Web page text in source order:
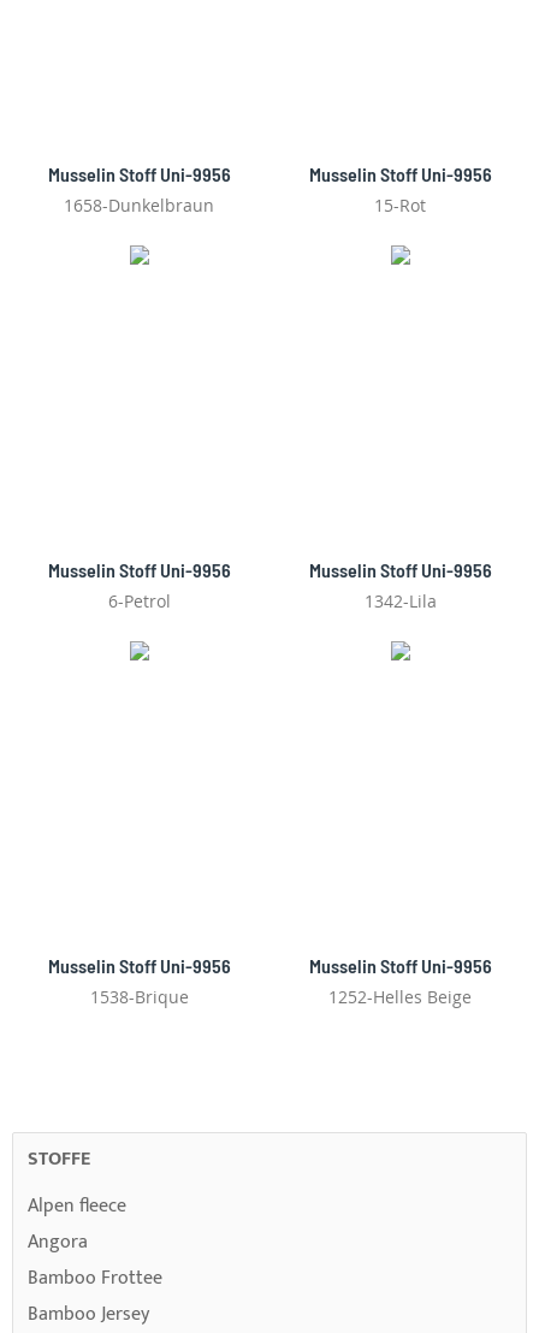
Musselin Stoff Uni-9956
1658-Dunkelbraun
Musselin Stoff Uni-9956
15-Rot
Musselin Stoff Uni-9956
6-Petrol
Musselin Stoff Uni-9956
1342-Lila
Musselin Stoff Uni-9956
1538-Brique
Musselin Stoff Uni-9956
1252-Helles Beige
STOFFE
Alpen fleece
Angora
Bamboo Frottee
Bamboo Jersey